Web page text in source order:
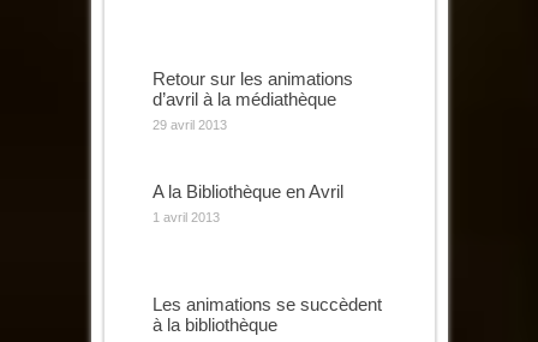
Retour sur les animations
d’avril à la médiathèque
29 avril 2013
A la Bibliothèque en Avril
1 avril 2013
Les animations se succèdent
à la bibliothèque